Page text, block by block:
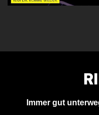
Immer gut